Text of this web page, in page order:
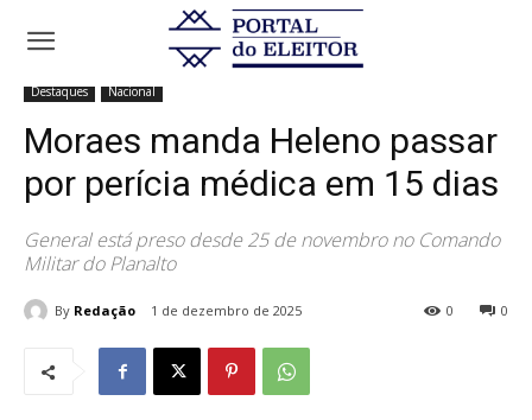
Início
Moraes manda Heleno passar por perícia médica
em 15 dias
Destaques Nacional
Moraes manda Heleno passar
por perícia médica em 15 dias
General está preso desde 25 de novembro no Comando
Militar do Planalto
By Redação 1 de dezembro de 2025 0
0